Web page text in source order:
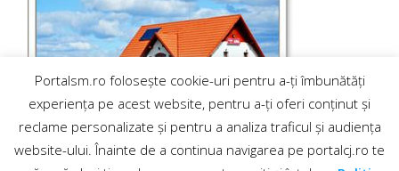
Portalsm.ro folosește cookie-uri pentru a-ți îmbunătăți
experiența pe acest website, pentru a-ți oferi conținut și
reclame personalizate și pentru a analiza traficul și audiența
website-ului. Înainte de a continua navigarea pe portalcj.ro te